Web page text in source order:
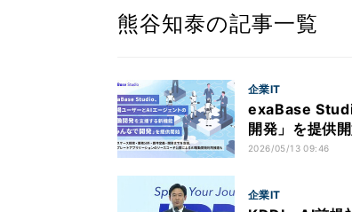
熊谷知泰の記事一覧
企業IT
exaBase
開発」を提供
2026/05/13 09:46
企業IT